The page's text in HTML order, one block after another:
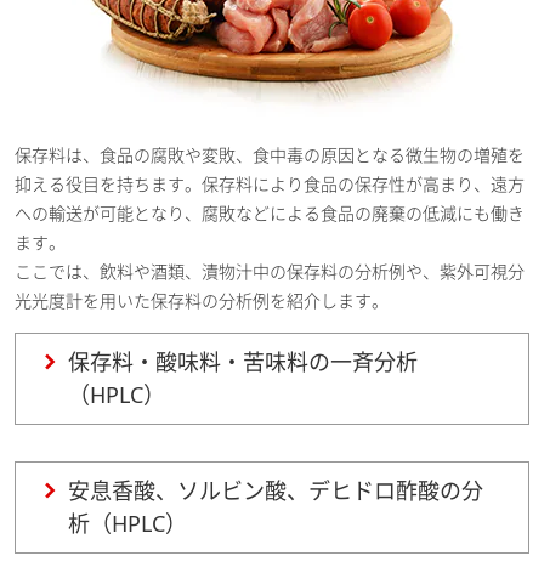
保存料は、食品の腐敗や変敗、食中毒の原因となる微生物の増殖を
抑える役目を持ちます。保存料により食品の保存性が高まり、遠方
への輸送が可能となり、腐敗などによる食品の廃棄の低減にも働き
ます。
ここでは、飲料や酒類、漬物汁中の保存料の分析例や、紫外可視分
光光度計を用いた保存料の分析例を紹介します。
保存料・酸味料・苦味料の一斉分析
（HPLC）
安息香酸、ソルビン酸、デヒドロ酢酸の分
析（HPLC）